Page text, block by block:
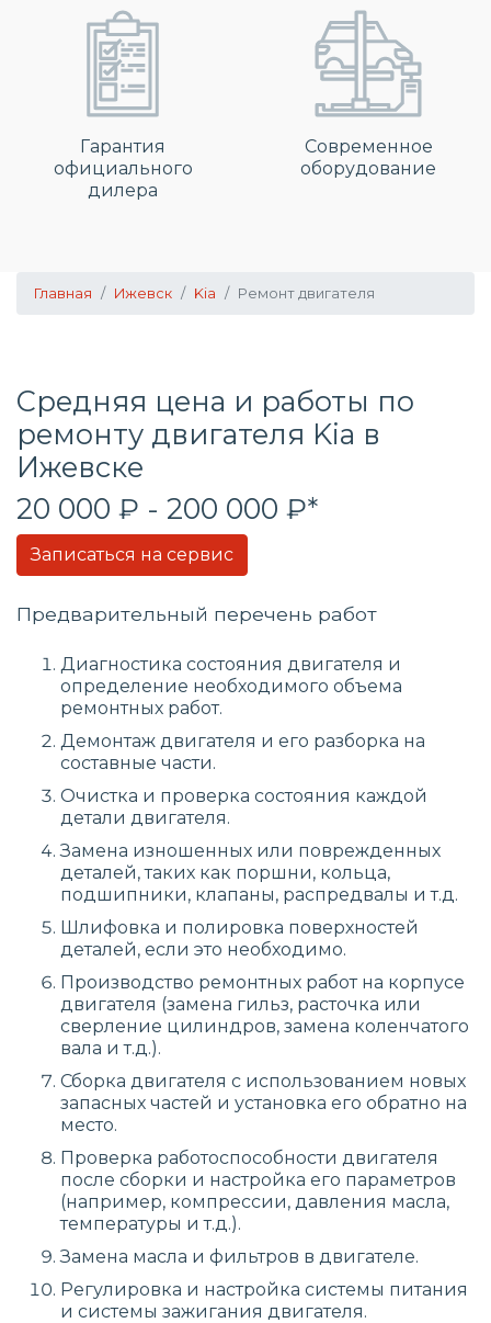
Гарантия
официального
дилера
Современное
оборудование
Главная Ижевск Kia Ремонт двигателя
Средняя цена и работы по
ремонту двигателя Kia в
Ижевске
20 000 ₽ - 200 000 ₽*
Записаться на сервис
Предварительный перечень работ
Диагностика состояния двигателя и
определение необходимого объема
ремонтных работ.
Демонтаж двигателя и его разборка на
составные части.
Очистка и проверка состояния каждой
детали двигателя.
Замена изношенных или поврежденных
деталей, таких как поршни, кольца,
подшипники, клапаны, распредвалы и т.д.
Шлифовка и полировка поверхностей
деталей, если это необходимо.
Производство ремонтных работ на корпусе
двигателя (замена гильз, расточка или
сверление цилиндров, замена коленчатого
вала и т.д.).
Сборка двигателя с использованием новых
запасных частей и установка его обратно на
место.
Проверка работоспособности двигателя
после сборки и настройка его параметров
(например, компрессии, давления масла,
температуры и т.д.).
Замена масла и фильтров в двигателе.
Регулировка и настройка системы питания
и системы зажигания двигателя.